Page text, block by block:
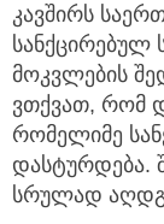
კავშირს
სანქცირებულ
მოკვლების
ვთქვათ, რომ
რომელიმე
დასტურდება.
სრულად